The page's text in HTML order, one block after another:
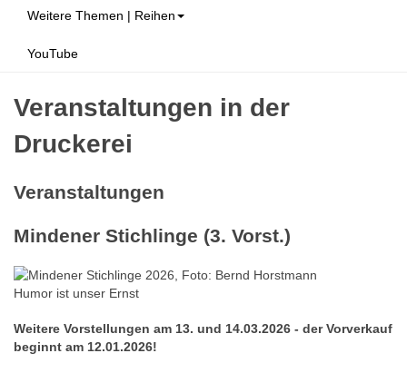
Weitere Themen | Reihen
YouTube
Veranstaltungen in der
Druckerei
Veranstaltungen
Mindener Stichlinge (3. Vorst.)
Humor ist unser Ernst
Weitere Vorstellungen am 13. und 14.03.2026 - der Vorverkauf
beginnt am 12.01.2026!